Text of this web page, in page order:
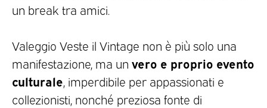
un break tra amici.
Valeggio Veste il Vintage non è più solo una
manifestazione, ma un vero e proprio evento
culturale , imperdibile per appassionati e
collezionisti, nonché preziosa fonte di